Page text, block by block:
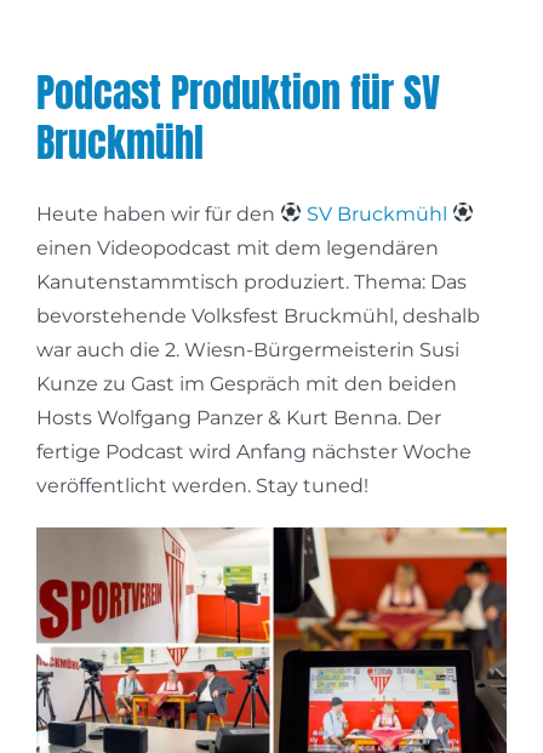
Podcast Produktion für SV
Bruckmühl
Heute haben wir für den
SV Bruckmühl
einen Videopodcast mit dem legendären
Kanutenstammtisch produziert. Thema: Das
bevorstehende Volksfest Bruckmühl, deshalb
war auch die 2. Wiesn-Bürgermeisterin Susi
Kunze zu Gast im Gespräch mit den beiden
Hosts Wolfgang Panzer & Kurt Benna. Der
fertige Podcast wird Anfang nächster Woche
veröffentlicht werden. Stay tuned!